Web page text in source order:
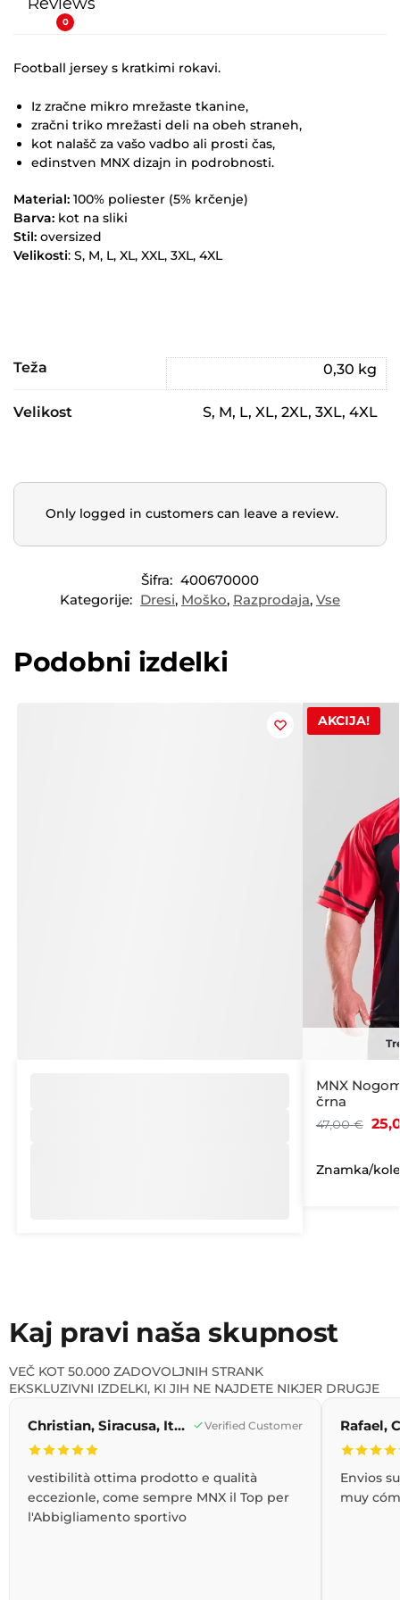
0
Football jersey s kratkimi rokavi.
Iz zračne mikro mrežaste tkanine,
zračni triko mrežasti deli na obeh straneh,
kot nalašč za vašo vadbo ali prosti čas,
edinstven MNX dizajn in podrobnosti.
Material: 100% poliester (5% krčenje)
Barva: kot na sliki
Stil: oversized
Velikosti: S, M, L, XL, XXL, 3XL, 4XL
Teža 0,30 kg
Velikost S, M, L, XL, 2XL, 3XL, 4XL
Only logged in customers can leave a review.
Šifra: 400670000
Kategorije: Dresi, Moško, Razprodaja, Vse
Podobni izdelki
AKCIJA!
MNX
črna
47,00€
Znamka/
Kaj pravi naša skupnost
VEČ KOT 50.000 ZADOVOLJNIH STRANK
EKSKLUZIVNI IZDELKI, KI JIH NE NAJDETE NIKJER DRUGJE
Christian, Siracusa, Italija Verified Customer
vestibilità ottima prodotto e qualità
eccezionle, come sempre MNX il Top per
l'Abbigliamento sportivo
Envios
muy